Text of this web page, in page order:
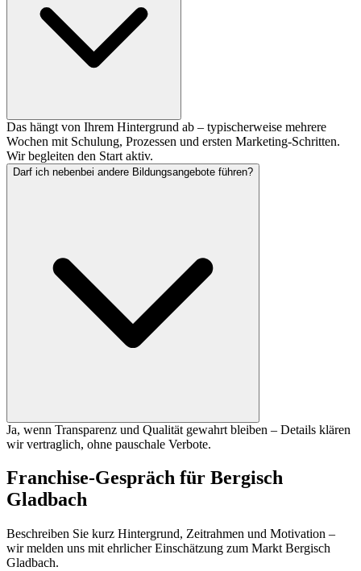
Das hängt von Ihrem Hintergrund ab – typischerweise mehrere
Wochen mit Schulung, Prozessen und ersten Marketing-Schritten.
Wir begleiten den Start aktiv.
Darf ich nebenbei andere Bildungsangebote führen?
Ja, wenn Transparenz und Qualität gewahrt bleiben – Details klären
wir vertraglich, ohne pauschale Verbote.
Franchise-Gespräch für Bergisch
Gladbach
Beschreiben Sie kurz Hintergrund, Zeitrahmen und Motivation –
wir melden uns mit ehrlicher Einschätzung zum Markt Bergisch
Gladbach.